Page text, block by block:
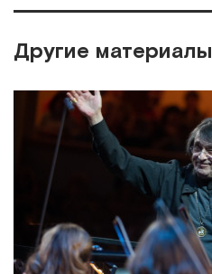
Другие материалы